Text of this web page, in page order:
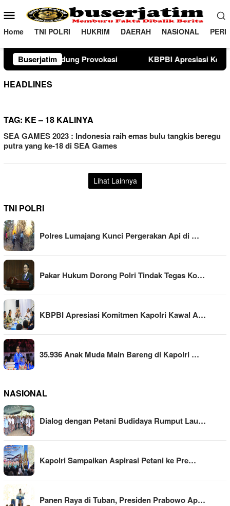
ke
konten
Menu
Mobile
Home TNI POLRI HUKRIM DAERAH NASIONAL
BuserjatimKBPBI Apresiasi Komitmen Kapolri Kawal
HEADLINES
TAG: KE – 18 KALINYA
SEA GAMES 2023 : Indonesia raih emas bulu tangkis beregu
putra yang ke-18 di SEA Games
Lihat Lainnya
TNI POLRI
Polres Lumajang Kunci Pergerakan Api di …
Pakar Hukum Dorong Polri Tindak Tegas Ko…
KBPBI Apresiasi Komitmen Kapolri Kawal A…
35.936 Anak Muda Main Bareng di Kapolri …
NASIONAL
Dialog dengan Petani Budidaya Rumput Lau…
Kapolri Sampaikan Aspirasi Petani ke Pre…
Panen Raya di Tuban, Presiden Prabowo Ap…